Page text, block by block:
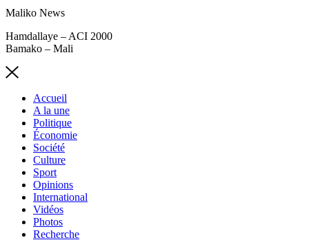
Maliko News
Hamdallaye – ACI 2000
Bamako – Mali
Accueil
A la une
Politique
Économie
Société
Culture
Sport
Opinions
International
Vidéos
Photos
Recherche